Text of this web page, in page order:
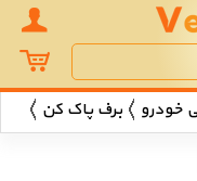
خودرو برف پاک کن